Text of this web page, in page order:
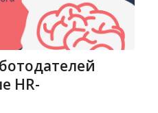
HR-